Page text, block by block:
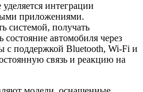
интеграции
приложениями.
системой, получать
автомобиля через
с поддержкой Bluetooth, Wi-Fi и
связь и реакцию на